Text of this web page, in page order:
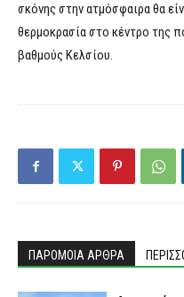
σκόνης στην ατμόσφαιρα θα
θερμοκρασία στο κέντρο της
βαθμούς Κελσίου.
ΠΑΡΟΜΟΙΑ ΑΡΘΡΑ